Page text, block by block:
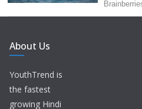
About Us
YouthTrend is
the fastest
growing Hindi